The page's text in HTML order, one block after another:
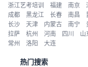
浙江艺考培训 福建 南京
成都
黑龙江 长春 南昌
长沙
天津 内蒙古 南宁
拉萨
杭州 河南 四川 山
常州
洛阳 大连
热门搜索